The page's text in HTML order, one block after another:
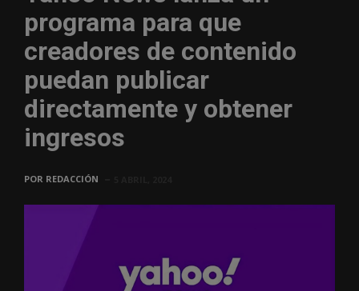
programa para que
creadores de contenido
puedan publicar
directamente y obtener
ingresos
POR REDACCIÓN